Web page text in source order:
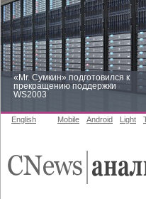
«Mr. Сумкин» подготовился к
прекращению поддержки
WS2003
English Mobile Android Light